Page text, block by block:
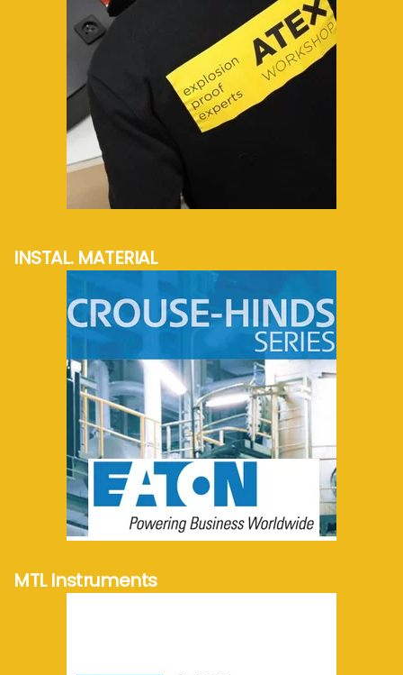
mehr Info...
INSTAL. MATERIAL
meer info...
MTL Instruments